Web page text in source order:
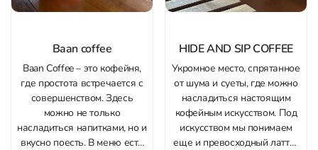
Baan coffee
Baan Coffee – это кофейня,
где простота встречается с
совершенством. Здесь
можно не только
насладиться напитками, но и
вкусно поесть. В меню есть
HIDE AND SIP COFFEE
Укромное место, спрятанное
от шума и суеты, где можно
насладиться настоящим
кофейным искусством. Под
искусством мы понимаем
еще и превосходный латте-